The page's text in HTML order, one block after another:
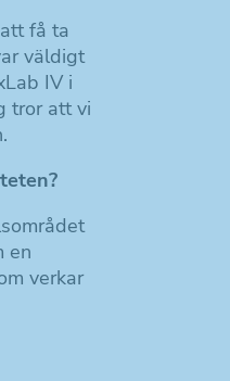
få ta
väldigt
IV i
tror att vi
en
verkar